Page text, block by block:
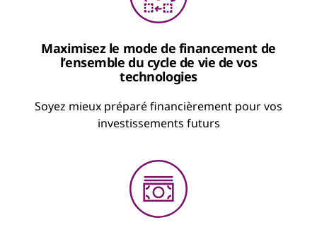
Maximisez le mode de financement de
l’ensemble du cycle de vie de vos
technologies
Soyez mieux préparé financièrement pour vos
investissements futurs